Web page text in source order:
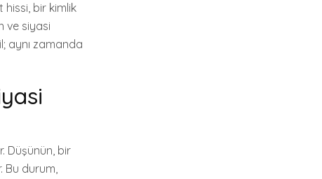
hissi, bir kimlik
ve siyasi
aynı zamanda
Düşünün, bir
Bu durum,